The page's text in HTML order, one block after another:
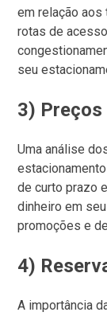
em relação
rotas de
seu
3)
Uma análise
de curto prazo
dinheiro em
promoções e
4)
A importância